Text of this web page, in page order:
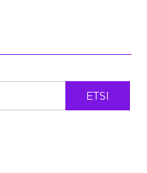
ETSI